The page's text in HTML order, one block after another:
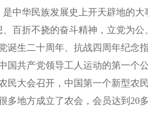
中华民族发展史上开天辟地的
百折不挠的奋斗精神，立党为
生二十周年、抗战四周年纪念
共产党领导工人运动的第一个公
会召开，中国第一个新型农民
多地方成立了农会，会员达到20